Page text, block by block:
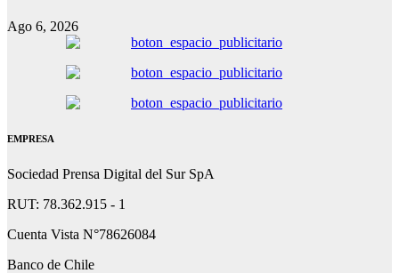
Ago 6, 2026
EMPRESA
Sociedad Prensa Digital del Sur SpA
RUT: 78.362.915 - 1
Cuenta Vista N°78626084
Banco de Chile